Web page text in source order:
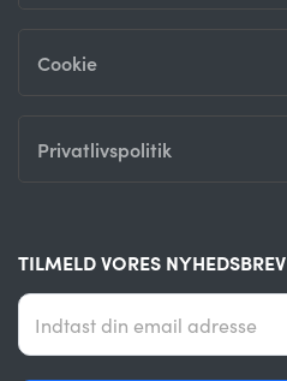
Cookie
Privatlivspolitik
TILMELD VORES NYHEDSBREV